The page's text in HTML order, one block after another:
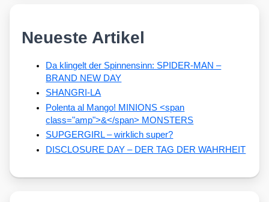
Neueste Artikel
Da klingelt der Spinnensinn: SPIDER-MAN –
BRAND NEW DAY
SHANGRI-LA
Polenta al Mango! MINIONS <span
class="amp">&</span> MONSTERS
SUPGERGIRL – wirklich super?
DISCLOSURE DAY – DER TAG DER WAHRHEIT